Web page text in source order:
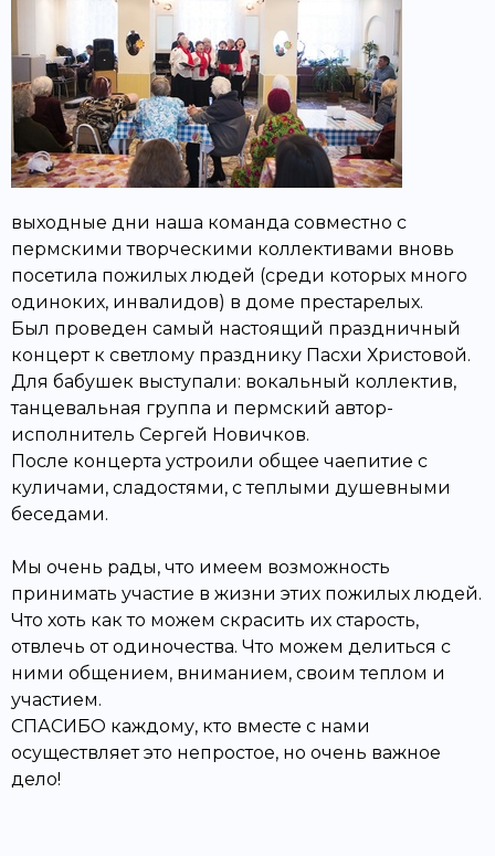
выходные дни наша команда совместно с
пермскими творческими коллективами вновь
посетила пожилых людей (среди которых много
одиноких, инвалидов) в доме престарелых.
Был проведен самый настоящий праздничный
концерт к светлому празднику Пасхи Христовой.
Для бабушек выступали: вокальный коллектив,
танцевальная группа и пермский автор-
исполнитель Сергей Новичков.
После концерта устроили общее чаепитие с
куличами, сладостями, с теплыми душевными
беседами.
Мы очень рады, что имеем возможность
принимать участие в жизни этих пожилых людей.
Что хоть как то можем скрасить их старость,
отвлечь от одиночества. Что можем делиться с
ними общением, вниманием, своим теплом и
участием.
СПАСИБО каждому, кто вместе с нами
осуществляет это непростое, но очень важное
дело!